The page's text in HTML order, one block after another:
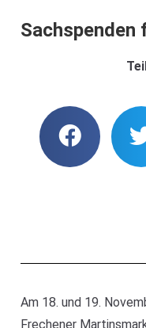
Am 18. und 19.
Frechener